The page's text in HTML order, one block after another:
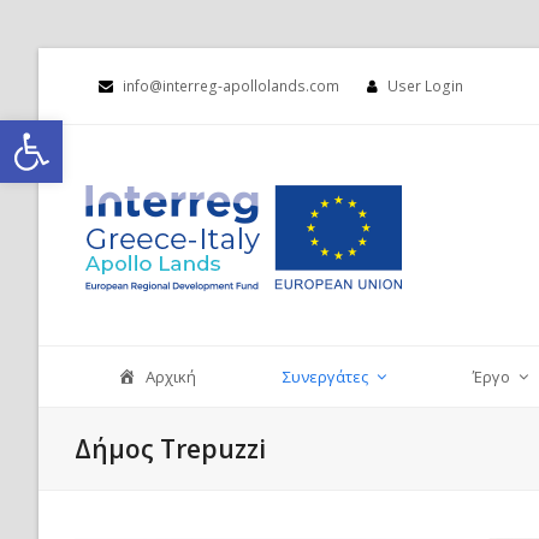
Ανοίξτε τη γραμμή εργαλείων
info@interreg-apollolands.com User Login
Αρχική Συνεργάτες Έργο
Δήμος Trepuzzi